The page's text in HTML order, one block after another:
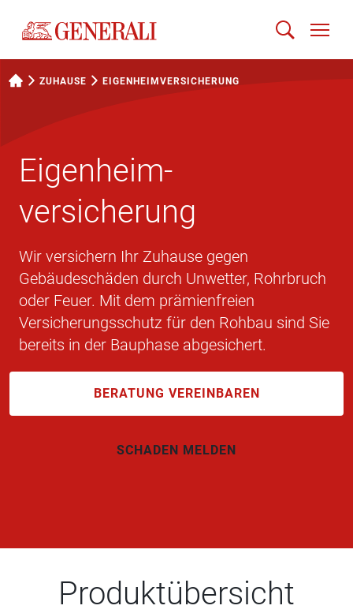
ZUHAUSE EIGENHEIM­VERSICHERUNG
Eigenheim­
versicherung
Wir versichern Ihr Zuhause gegen
Gebäudeschäden durch Unwetter, Rohrbruch
oder Feuer. Mit dem prämienfreien
Versicherungsschutz für den Rohbau sind Sie
bereits in der Bauphase abgesichert.
BERATUNG VEREINBAREN
SCHADEN MELDEN
Produktübersicht